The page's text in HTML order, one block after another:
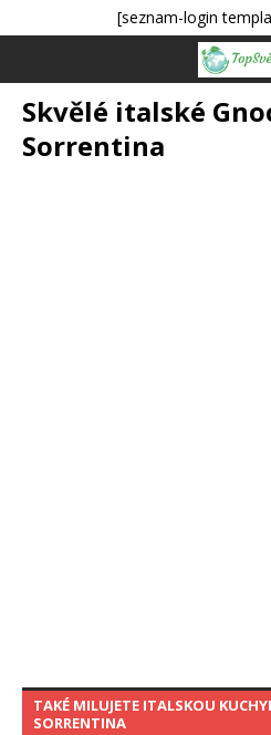
[seznam-login
Skvělé italské
Sorrentina
TAKÉ MILUJETE ITALSKOU
SORRENTINA